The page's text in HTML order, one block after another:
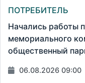
ПОТРЕБИТЕЛЬ
Начались работы
мемориального
общественный
06.08.2026 09:00